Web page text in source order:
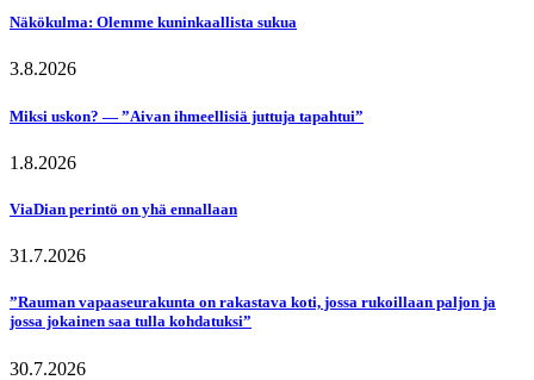
Näkökulma: Olemme kuninkaallista sukua
3.8.2026
Miksi uskon? — ”Aivan ihmeellisiä juttuja tapahtui”
1.8.2026
ViaDian perintö on yhä ennallaan
31.7.2026
”Rauman vapaaseurakunta on rakastava koti, jossa rukoillaan paljon ja
jossa jokainen saa tulla kohdatuksi”
30.7.2026